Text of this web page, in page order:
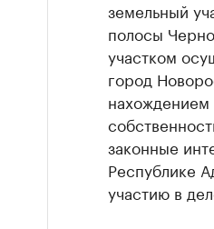
земельный
полосы
участком
город
законные
Республике
участию в